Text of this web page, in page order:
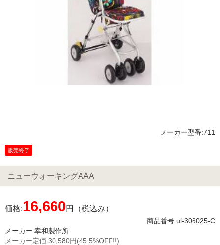
メーカー型番:711
販売終了
ニューウォーキングAAA
価格:16,660円（税込み）
商品番号:ul-306025-C
メーカー:幸和製作所
メーカー定価:30,580円(45.5%OFF!!)